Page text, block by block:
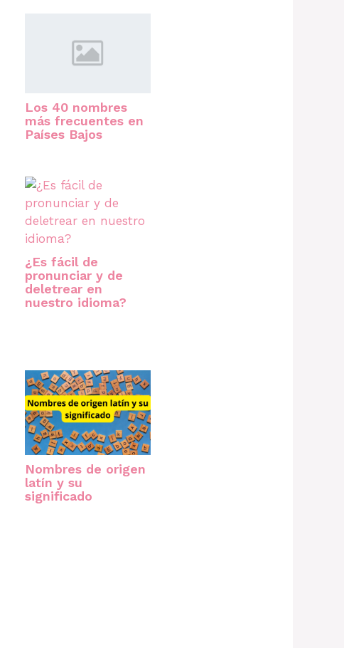
Los 40 nombres
más frecuentes en
Países Bajos
¿Es fácil de
pronunciar y de
deletrear en
nuestro idioma?
Nombres de origen
latín y su
significado